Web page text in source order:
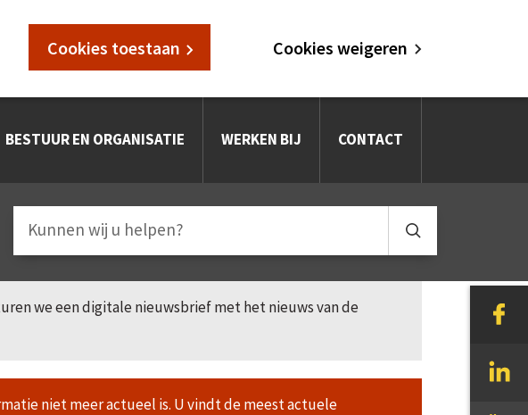
Cookies toestaan Cookies weigeren
BESTUUR EN ORGANISATIE WERKEN BIJ CONTACT
we een digitale nieuwsbrief met het nieuws van de
niet meer actueel is. U vindt de meest actuele